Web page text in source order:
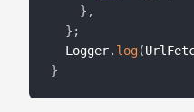
} ,
} ;
  Logger
. log(
}